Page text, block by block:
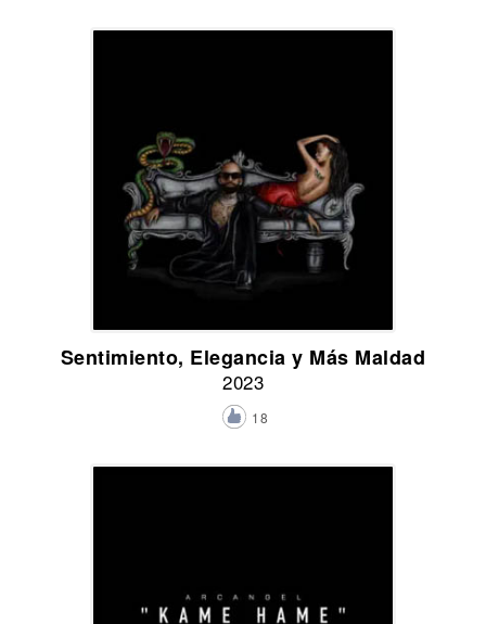
Sentimiento, Elegancia y Más Maldad
2023
18